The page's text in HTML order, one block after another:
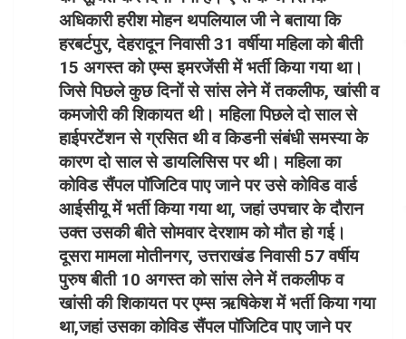
अधिकारी हरीश मोहन थपलियाल जी ने बताया कि
हरबर्टपुर, देहरादून निवासी 31 वर्षीया महिला को बीती
15 अगस्त को एम्स इमरजेंसी में भर्ती किया गया था।
जिसे पिछले कुछ दिनों से सांस लेने में तकलीफ, खांसी व
कमजोरी की शिकायत थी। महिला पिछले दो साल से
हाईपरटेंशन से ग्रसित थी व किडनी संबंधी समस्या के
कारण दो साल से डायलिसिस पर थी। महिला का
कोविड सैंपल पॉजिटिव पाए जाने पर उसे कोविड वार्ड
आईसीयू में भर्ती किया गया था, जहां उपचार के दौरान
उक्त उसकी बीते सोमवार देरशाम को मौत हो गई।
दूसरा मामला मोतीनगर, उत्तराखंड निवासी 57 वर्षीय
पुरुष बीती 10 अगस्त को सांस लेने में तकलीफ व
खांसी की शिकायत पर एम्स ऋषिकेश में भर्ती किया गया
था,जहां उसका कोविड सैंपल पॉजिटिव पाए जाने पर